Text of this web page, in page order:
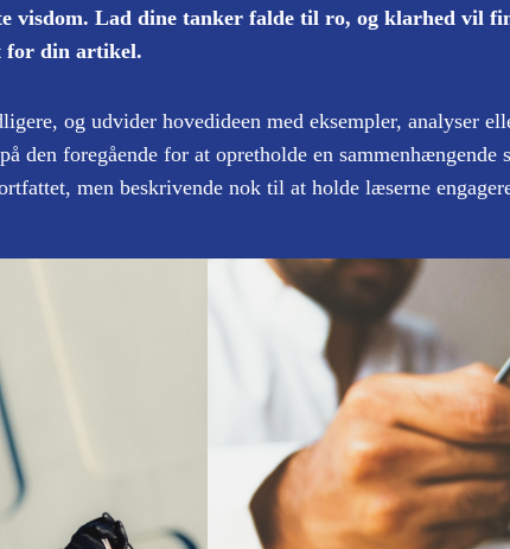
visdom. Lad dine tanker falde til ro, og klarhed vil
for din artikel.
og udvider hovedideen med eksempler, analyser
den foregående for at opretholde en
men beskrivende nok til at holde læserne